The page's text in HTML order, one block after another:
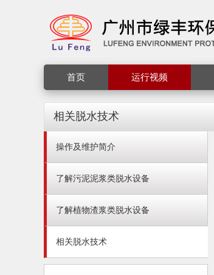
首页 运行视频
相关脱水技术
操作及维护简介
了解污泥泥浆类脱水设备
了解植物渣浆类脱水设备
相关脱水技术